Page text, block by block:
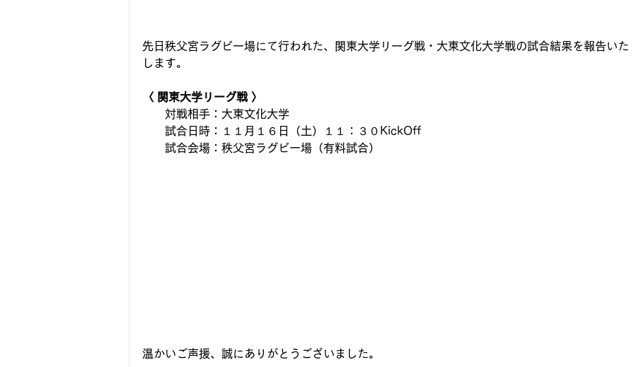
先日秩父宮ラグビー場にて行われた、関東大学リーグ戦・大東文化大学戦の試合結果を報告いた
します。
〈 関東大学リーグ戦 〉
対戦相手：大東文化大学
試合日時：１１月１６日（土）１１：３０KickOff
試合会場：秩父宮ラグビー場（有料試合）
温かいご声援、誠にありがとうございました。